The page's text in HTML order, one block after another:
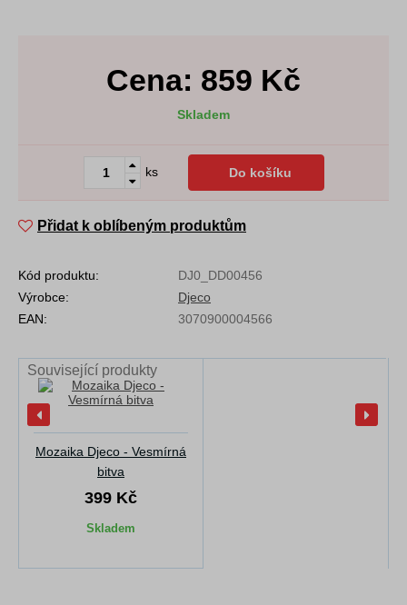
Cena: 859 Kč
Skladem
ks Do košíku
Přidat k oblíbeným produktům
Kód produktu:
DJ0_DD00456
Výrobce:
Djeco
EAN:
3070900004566
Související produkty
Mozaika Djeco - Vesmírná
bitva
399 Kč
Skladem